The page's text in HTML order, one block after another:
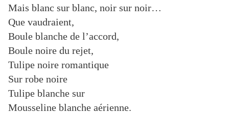
Mais blanc sur blanc, noir sur noir…
Que vaudraient,
Boule blanche de l’accord,
Boule noire du rejet,
Tulipe noire romantique
Sur robe noire
Tulipe blanche sur
Mousseline blanche aérienne.